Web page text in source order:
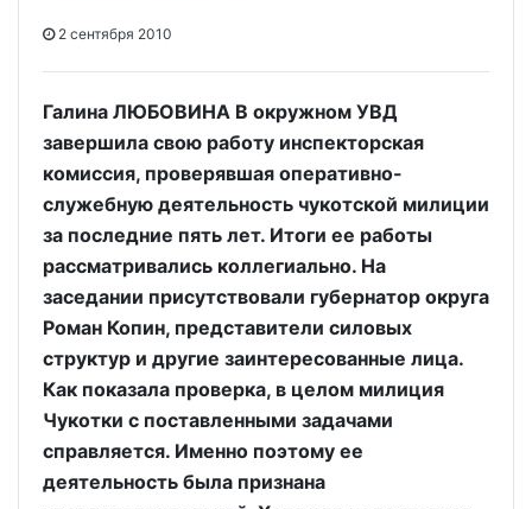
2 сентября 2010
Галина ЛЮБОВИНА В окружном УВД
завершила свою работу инспекторская
комиссия, проверявшая оперативно-
служебную деятельность чукотской милиции
за последние пять лет. Итоги ее работы
рассматривались коллегиально. На
заседании присутствовали губернатор округа
Роман Копин, представители силовых
структур и другие заинтересованные лица.
Как показала проверка, в целом милиция
Чукотки с поставленными задачами
справляется. Именно поэтому ее
деятельность была признана